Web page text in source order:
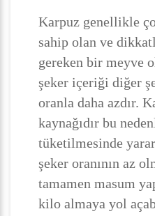
Karpuz genellikle
sahip olan ve
gereken bir meyve
şeker içeriği diğer
oranla daha azdır.
kaynağıdır bu
tüketilmesinde
şeker oranının az
tamamen masum
kilo almaya yol